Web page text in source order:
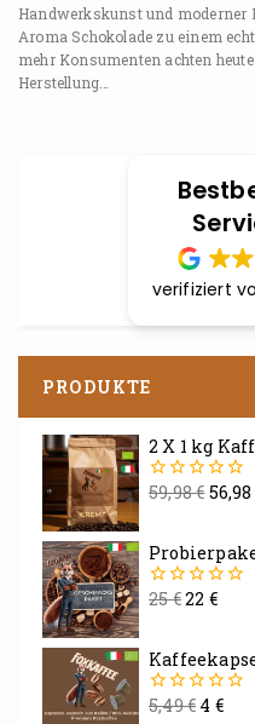
Handwerkskunst und
Aroma Schokolade zu einem
mehr Konsumenten achten
Herstellung…
verifiziert
PRODUKTE
2 X 1 kg
0
59,98€56,98
0
25€22 €
0
5,49€4 €